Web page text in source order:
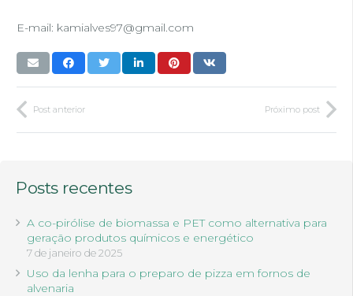
E-mail: kamialves97@gmail.com
Post anterior Próximo post
Posts recentes
A co-pirólise de biomassa e PET como alternativa para
geração produtos químicos e energético
7 de janeiro de 2025
Uso da lenha para o preparo de pizza em fornos de
alvenaria